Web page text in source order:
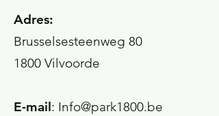
Wist-je-datjes
(November 2025)
Adres:
Brusselsesteenweg 80
1800 Vilvoorde
E-mail: Info@park1800.be